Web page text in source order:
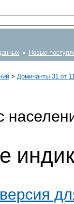
Новые
> Доминанты 31 от
версия